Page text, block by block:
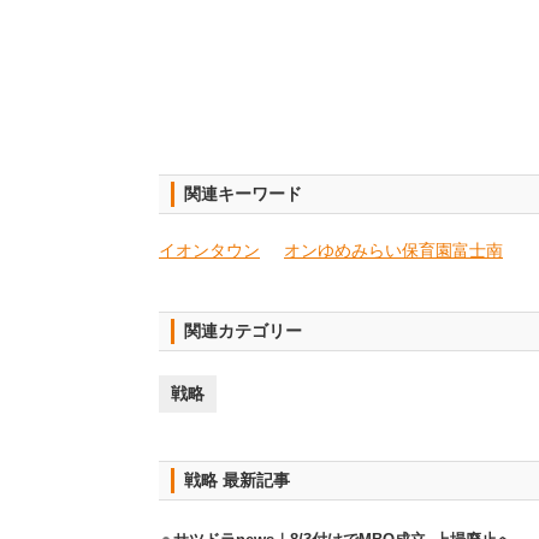
関連キーワード
イオンタウン オンゆめみらい保育園富士南
関連カテゴリー
戦略
戦略 最新記事